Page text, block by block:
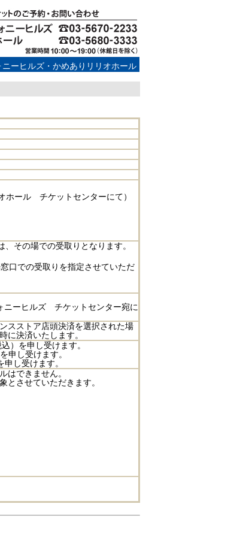
ーヒルズ・かめありリリオホール
ホール チケットセンターにて）
その場での受取りとなります。
口での受取りを指定させていただ
ニーヒルズ チケットセンター宛に
スストア店頭決済を選択された場
に決済いたします。
）を申し受けます。
申し受けます。
し受けます。
はできません。
とさせていただきます。